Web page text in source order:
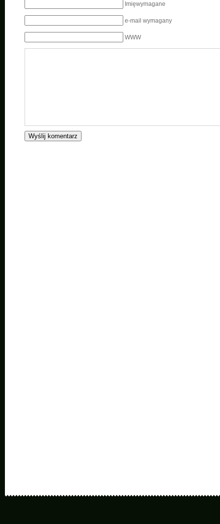
Imięwymagane
e-mail wymagany
WWW